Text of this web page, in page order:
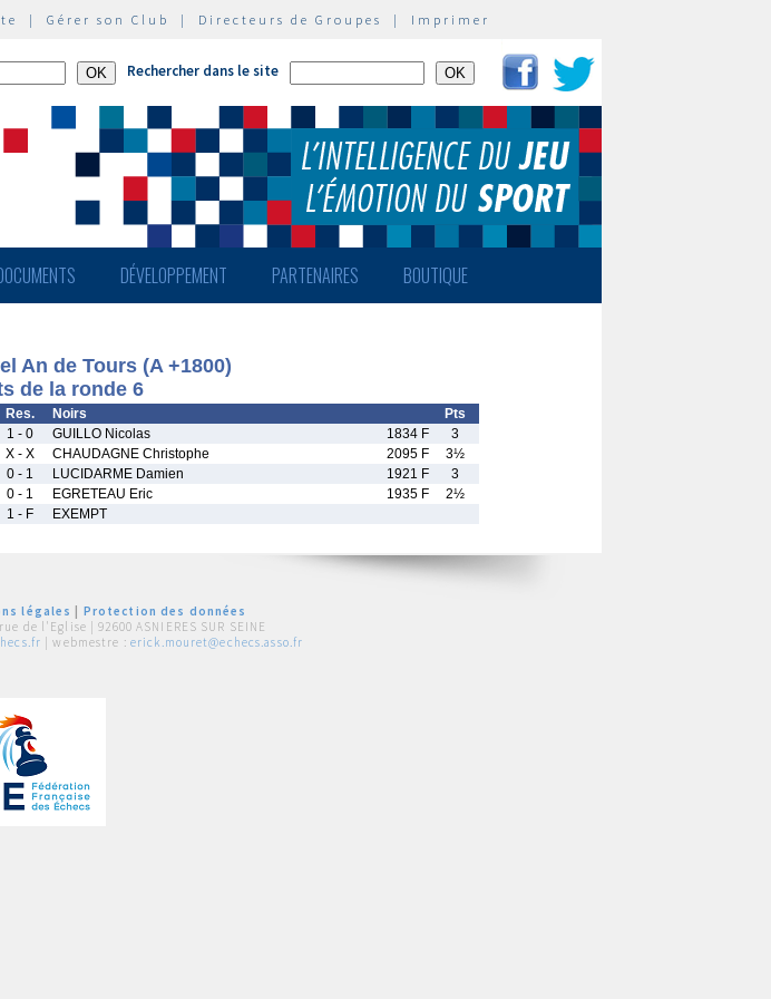
| Gérer son Club | Directeurs de Groupes | Imprimer
Rechercher dans le site
DÉVELOPPEMENT PARTENAIRES BOUTIQUE
An de Tours (A +1800)
de la ronde 6
Res. Noirs
Pts
1 - 0 GUILLO Nicolas 1834 F
3
X - X CHAUDAGNE Christophe 2095 F
3½
0 - 1 LUCIDARME Damien 1921 F
3
0 - 1 EGRETEAU Eric 1935 F
2½
1 - F EXEMPT
légales
Protection des données
de l'Eglise | 92600 ASNIERES SUR SEINE
| webmestre : erick.mouret@echecs.asso.fr